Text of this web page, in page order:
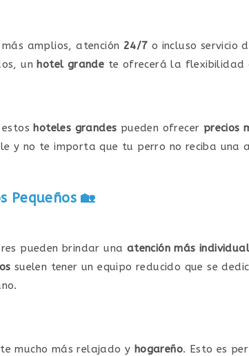
amplios, atención 24/7 o incluso servicio
un hotel grande te ofrecerá la flexibilidad
hoteles grandes pueden ofrecer precios
y no te importa que tu perro no reciba una
Pequeños 🏡
pueden brindar una atención más
suelen tener un equipo reducido que se
mucho más relajado y hogareño. Esto es